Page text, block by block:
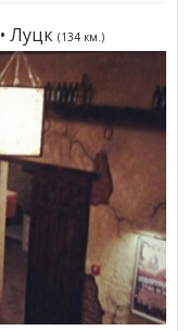
• Луцк (134 км.)